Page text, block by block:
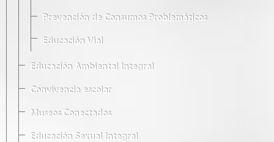
Prevención de Consumos Problemáticos
Educación Vial
Educación Ambiental Integral
Convivencia escolar
Museos Conectados
Educación Sexual Integral